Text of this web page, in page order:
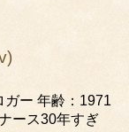
ー 年齢：1971
ース30年すぎ